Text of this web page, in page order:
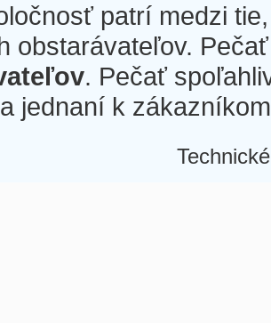
patrí medzi
obstarávateľov.
. Pečať
jednaní k